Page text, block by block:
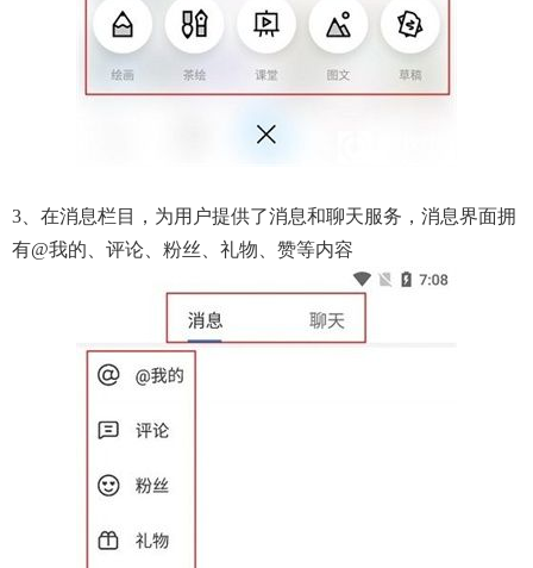
3、在消息栏目，为用户提供了消息和聊天服务，消息界面拥
有@我的、评论、粉丝、礼物、赞等内容